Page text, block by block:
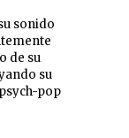
sonido
de su
su
pop